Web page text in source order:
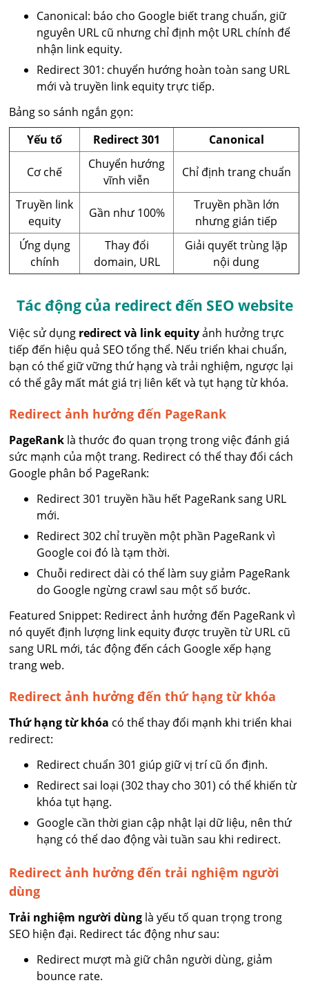
Canonical: báo cho Google biết trang chuẩn, giữ
nguyên URL cũ nhưng chỉ định một URL chính để
nhận link equity.
Redirect 301: chuyển hướng hoàn toàn sang URL
mới và truyền link equity trực tiếp.
Bảng so sánh ngắn gọn:
Yếu tố
Redirect 301 Canonical
Cơ chế
Chuyển hướng
vĩnh viễn
Chỉ định trang chuẩn
Truyền link
equity
Gần như 100%
Truyền phần lớn
nhưng gián tiếp
Ứng dụng
chính
Thay đổi
domain, URL
Giải quyết trùng lặp
nội dung
Tác động của redirect đến SEO website
Việc sử dụng redirect và link equityảnh hưởng trực
tiếp đến hiệu quả SEO tổng thể. Nếu triển khai chuẩn,
bạn có thể giữ vững thứ hạng và trải nghiệm, ngược lại
có thể gây mất mát giá trị liên kết và tụt hạng từ khóa.
Redirect ảnh hưởng đến PageRank
PageRank là thước đo quan trọng trong việc đánh giá
sức mạnh của một trang. Redirect có thể thay đổi cách
Google phân bổ PageRank:
Redirect 301 truyền hầu hết PageRank sang URL
mới.
Redirect 302 chỉ truyền một phần PageRank vì
Google coi đó là tạm thời.
Chuỗi redirect dài có thể làm suy giảm PageRank
do Google ngừng crawl sau một số bước.
Featured Snippet: Redirect ảnh hưởng đến PageRank vì
nó quyết định lượng link equity được truyền từ URL cũ
sang URL mới, tác động đến cách Google xếp hạng
trang web.
Redirect ảnh hưởng đến thứ hạng từ khóa
Thứ hạng từ khóa có thể thay đổi mạnh khi triển khai
redirect:
Redirect chuẩn 301 giúp giữ vị trí cũ ổn định.
Redirect sai loại (302 thay cho 301) có thể khiến từ
khóa tụt hạng.
Google cần thời gian cập nhật lại dữ liệu, nên thứ
hạng có thể dao động vài tuần sau khi redirect.
Redirect ảnh hưởng đến trải nghiệm người
dùng
Trải nghiệm người dùng là yếu tố quan trọng trong
SEO hiện đại. Redirect tác động như sau:
Redirect mượt mà giữ chân người dùng, giảm
bounce rate.